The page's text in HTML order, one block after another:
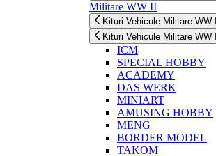
Militare WW II
Kituri Vehicule Militare WW II
Kituri Vehicule Militare WW II
ICM
SPECIAL HOBBY
ACADEMY
DAS WERK
MINIART
AMUSING HOBBY
MENG
BORDER MODEL
TAKOM